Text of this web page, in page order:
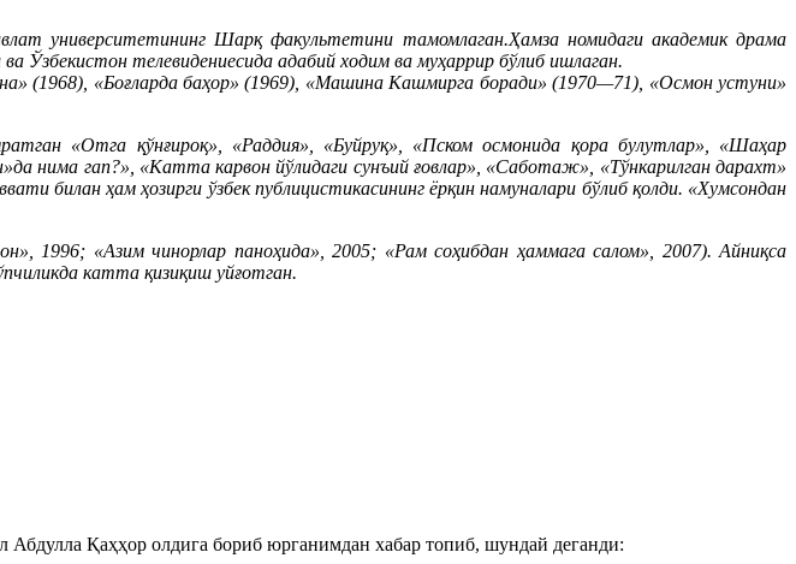
университетининг Шарқ факультетини тамомлаган.Ҳамза номидаги академик драма
Ўзбекистон телевидениесида адабий ходим ва муҳаррир бўлиб ишлаган.
(1968), «Боғларда баҳор» (1969), «Машина Кашмирга боради» (1970—71), «Осмон устуни»
«Отга қўнғироқ», «Раддия», «Буйруқ», «Пском осмонида қора булутлар», «Шаҳар
нима гап?», «Катта карвон йўлидаги сунъий ғовлар», «Саботаж», «Тўнкарилган дарахт»
билан ҳам ҳозирги ўзбек публицистикасининг ёрқин намуналари бўлиб қолди. «Хумсондан
1996; «Азим чинорлар паноҳида», 2005; «Рам соҳибдан ҳаммага салом», 2007). Айниқса
катта қизиқиш уйғотган.
Қаҳҳор олдига бориб юрганимдан хабар топиб, шундай деганди: